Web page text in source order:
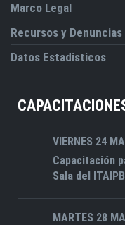
Marco Legal
Recursos y Denuncias
Datos Estadisticos
VIERNES 24
Capacitación
Sala del
MARTES 28